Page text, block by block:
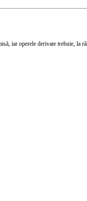
iar operele derivate trebuie, la